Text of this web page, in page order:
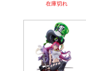
在庫切れ